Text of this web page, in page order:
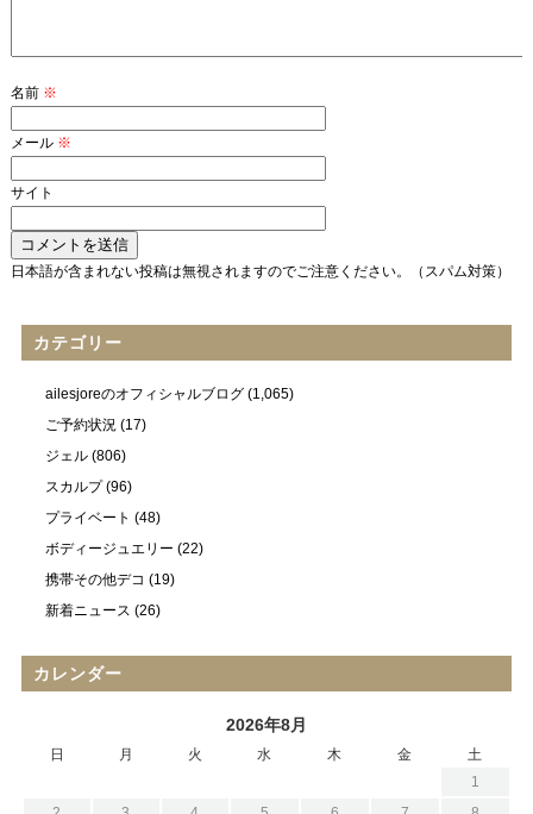
名前 ※
メール ※
サイト
日本語が含まれない投稿は無視されますのでご注意ください。（スパム対策）
カテゴリー
ailesjoreのオフィシャルブログ(1,065)
ご予約状況(17)
ジェル(806)
スカルプ(96)
プライベート (48)
ボディージュエリー (22)
携帯その他デコ (19)
新着ニュース (26)
カレンダー
2026年8月
日 月 火 水 木 金
土
1